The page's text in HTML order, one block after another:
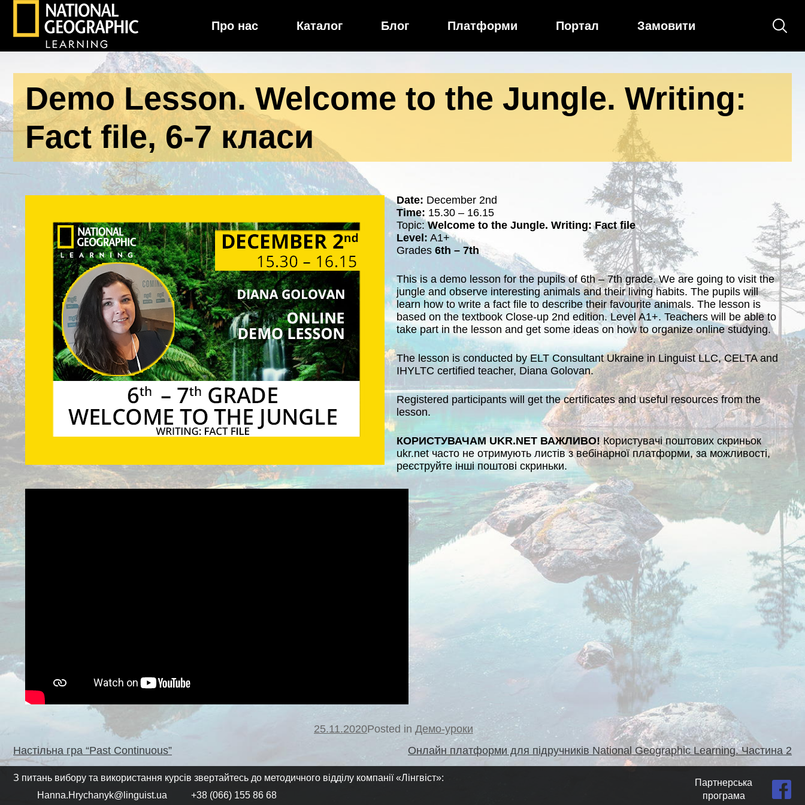
National Geographic Learning
Про нас Каталог Блог Платформи Портал Замовити
Demo Lesson. Welcome to the Jungle. Writing:
Fact file, 6-7 класи
Date: December 2nd
Time: 15.30 – 16.15
Topic:Welcome to the Jungle. Writing: Fact file
Level: A1+
Grades 6th – 7th
This is a demo lesson for the pupils of 6th – 7th grade. We are going to visit the
jungle and observe interesting animals and their living habits. The pupils will
learn how to write a fact file to describe their favourite animals. The lesson is
based on the textbook Close-up 2nd edition. Level A1+. Teachers will be able to
take part in the lesson and get some ideas on how to organize online studying.
The lesson is conducted by ELT Consultant Ukraine in Linguist LLC, CELTA and
IHYLTC certified teacher, Diana Golovan.
Registered participants will get the certificates and useful resources from the
lesson.
КОРИСТУВАЧАМ UKR.NET ВАЖЛИВО!Користувачі поштових скриньок
ukr.net часто не отримують листів з вебінарної платформи, за можливості,
реєструйте інші поштові скриньки.
25.11.2020Posted in Демо-уроки
Навігація
записів
Настільна гра “Past Continuous” Онлайн платформи для підручників National Geographic Learning. Частина 2
З питань вибору та використання курсів звертайтесь до методичного відділу компанії «Лінгвіст»:
Hanna.Hrychanyk@linguist.ua
+38 (066) 155 86 68
Партнерська
програма